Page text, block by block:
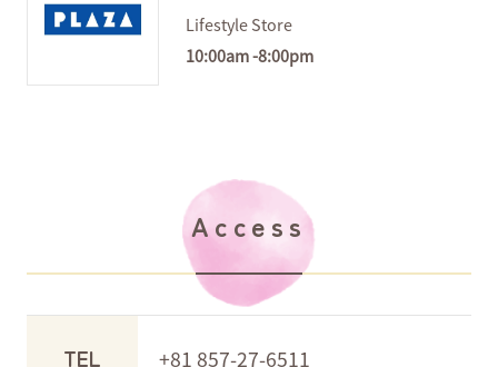
Lifestyle Store
10:00am -8:00pm
Access
TEL +81 857-27-6511